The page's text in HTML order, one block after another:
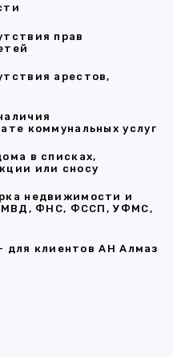
прав
арестов,
коммунальных услуг
в списках,
или сносу
недвижимости и
МВД, ФНС, ФССП, УФМС,
клиентов АН Алмаз